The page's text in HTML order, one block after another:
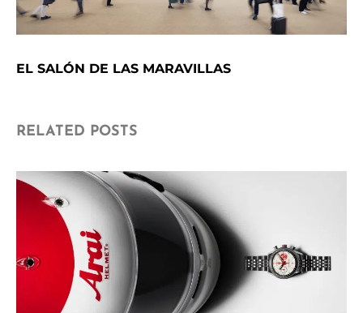
EL SALÓN DE LAS MARAVILLAS
RELATED POSTS